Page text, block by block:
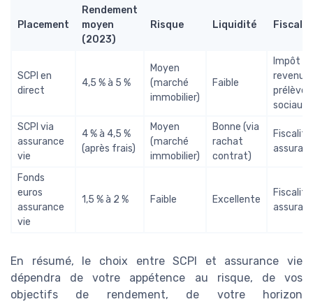
Placement
Rendement
moyen
(2023)
Risque Liquidité
SCPI en
direct
4,5 % à 5 %
Moyen
(marché
immobilier)
Faible
Impôt
revenu +
sociaux
SCPI via
assurance
vie
4 % à 4,5 %
(après frais)
Moyen
(marché
immobilier)
Bonne (via
rachat
contrat)
Fiscalité
Fonds
euros
assurance
vie
1,5 % à 2 % Faible Excellente
Fiscalité
En résumé, le choix entre SCPI et assurance vie
dépendra de votre appétence au risque, de vos
objectifs de rendement, de votre horizon